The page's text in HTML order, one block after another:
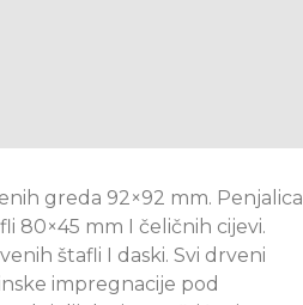
greda 92×92 mm. Penjalica
80×45 mm I čeličnih cijevi.
štafli I daski. Svi drveni
impregnacije pod